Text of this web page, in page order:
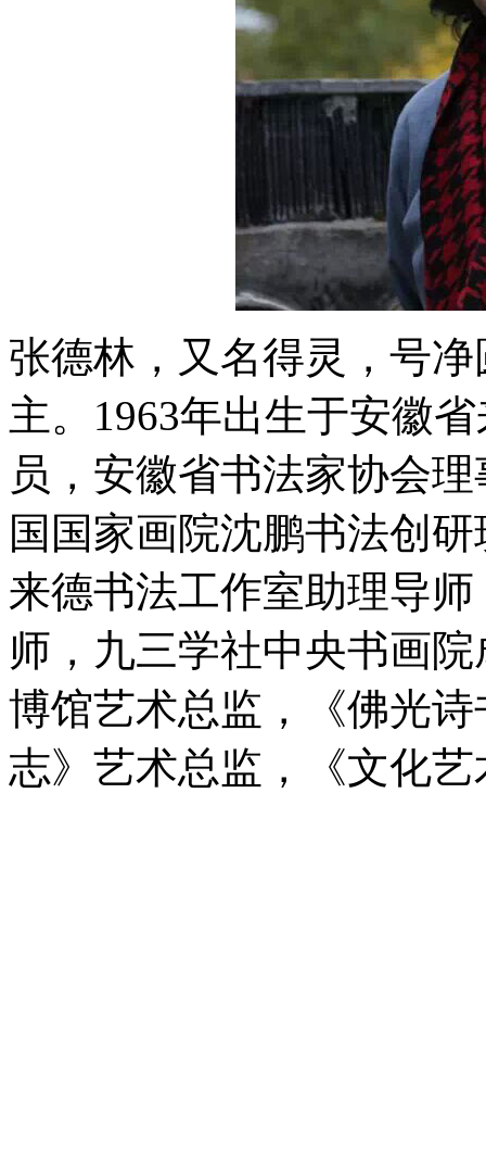
张德林，又名得灵，号
主。1963年出生于安徽
员，安徽省书法家协会
国国家画院沈鹏书法创
来德书法工作室助理导
师，九三学社中央书画
博馆艺术总监，《佛光
志》艺术总监，《文化